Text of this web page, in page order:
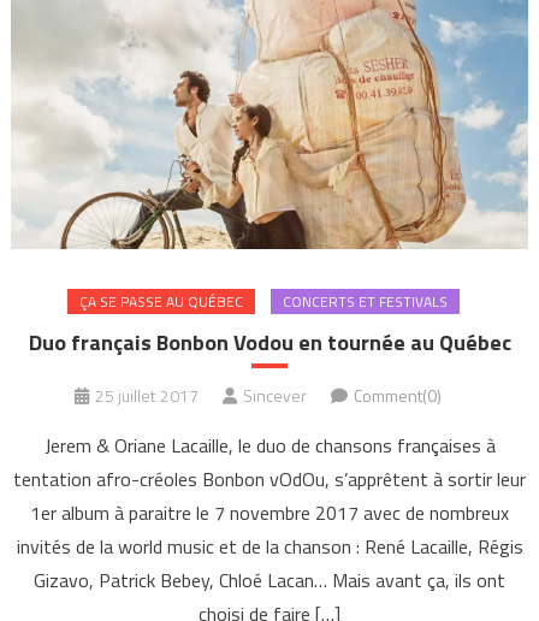
ÇA SE PASSE AU QUÉBEC CONCERTS ET FESTIVALS
Duo français Bonbon Vodou en tournée au Québec
25 juillet 2017 Sincever Comment(0)
Jerem & Oriane Lacaille, le duo de chansons françaises à
tentation afro-créoles Bonbon vOdOu, s’apprêtent à sortir leur
1er album à paraitre le 7 novembre 2017 avec de nombreux
invités de la world music et de la chanson : René Lacaille, Régis
Gizavo, Patrick Bebey, Chloé Lacan… Mais avant ça, ils ont
choisi de faire […]